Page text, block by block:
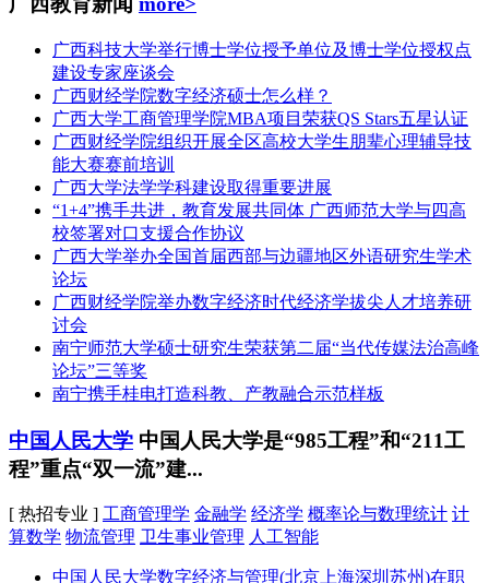
广西科技大学举行博士学位授予单位及博士学位授权点
建设专家座谈会
广西财经学院数字经济硕士怎么样？
广西大学工商管理学院MBA项目荣获QS Stars五星认证
广西财经学院组织开展全区高校大学生朋辈心理辅导技
能大赛赛前培训
广西大学法学学科建设取得重要进展
“1+4”携手共进，教育发展共同体 广西师范大学与四高
校签署对口支援合作协议
广西大学举办全国首届西部与边疆地区外语研究生学术
论坛
广西财经学院举办数字经济时代经济学拔尖人才培养研
讨会
南宁师范大学硕士研究生荣获第二届“当代传媒法治高峰
论坛”三等奖
南宁携手桂电打造科教、产教融合示范样板
中国人民大学 中国人民大学是“985工程”和“211工
程”重点“双一流”建...
[ 热招专业 ] 工商管理学 金融学 经济学 概率论与数理统计 计
算数学 物流管理 卫生事业管理 人工智能
中国人民大学数字经济与管理(北京上海深圳苏州)在职